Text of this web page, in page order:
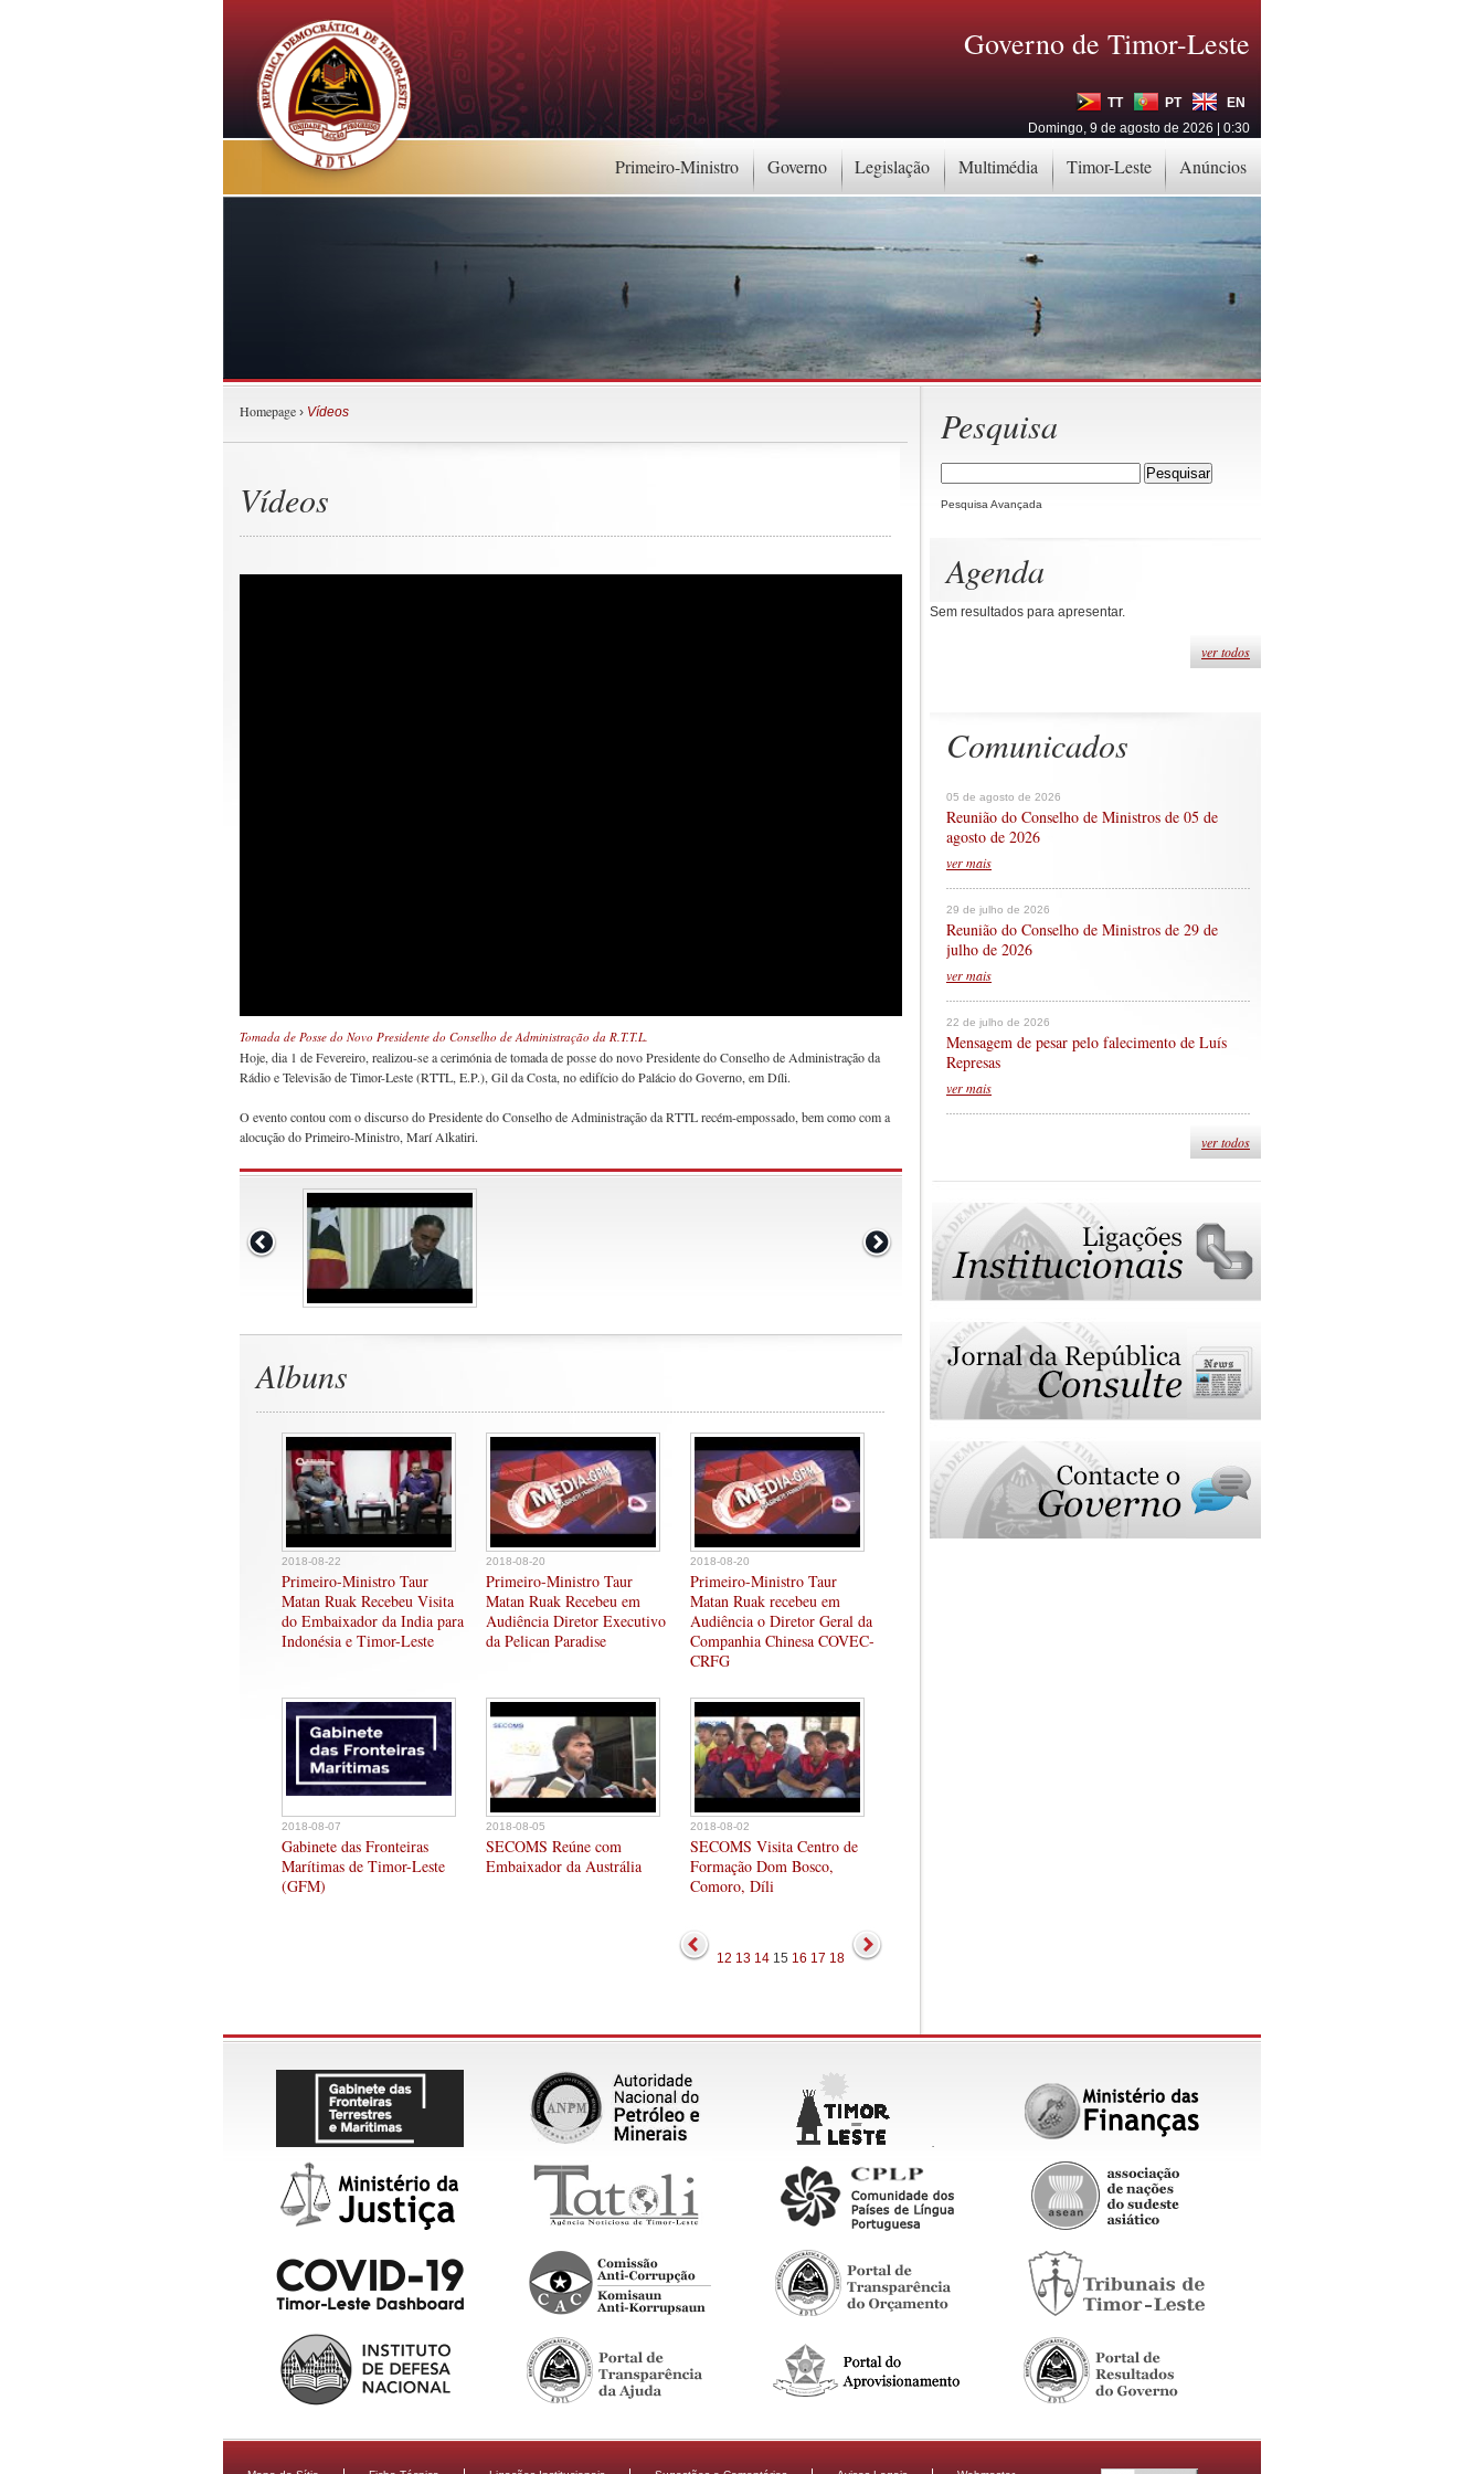
Primeiro-Ministro Governo Legislação Multimédia Timor-Leste Anúncios
Governo de Timor-Leste
TT PT
EN
Domingo, 9 de agosto de 2026 | 0:30
Pesquisa
Pesquisa Avançada
Agenda
Sem resultados para apresentar.
ver todos
Comunicados
05 de agosto de 2026
Reunião do Conselho de Ministros de 05 de
agosto de 2026
ver mais
29 de julho de 2026
Reunião do Conselho de Ministros de 29 de
julho de 2026
ver mais
22 de julho de 2026
Mensagem de pesar pelo falecimento de Luís
Represas
ver mais
ver todos
Homepage › Vídeos
Vídeos
Tomada de Posse do Novo Presidente do Conselho de Administração da R.T.T.L.
Hoje, dia 1 de Fevereiro, realizou-se a cerimónia de tomada de posse do novo Presidente do Conselho de Administração da
Rádio e Televisão de Timor-Leste (RTTL, E.P.), Gil da Costa, no edifício do Palácio do Governo, em Díli.
O evento contou com o discurso do Presidente do Conselho de Administração da RTTL recém-empossado, bem como com a
alocução do Primeiro-Ministro, Marí Alkatiri.
Albuns
2018-08-22
Primeiro-Ministro Taur
Matan Ruak Recebeu Visita
do Embaixador da India para
Indonésia e Timor-Leste
2018-08-20
Primeiro-Ministro Taur
Matan Ruak Recebeu em
Audiência Diretor Executivo
da Pelican Paradise
2018-08-20
Primeiro-Ministro Taur
Matan Ruak recebeu em
Audiência o Diretor Geral da
Companhia Chinesa COVEC-
CRFG
2018-08-07
Gabinete das Fronteiras
Marítimas de Timor-Leste
(GFM)
2018-08-05
SECOMS Reúne com
Embaixador da Austrália
2018-08-02
SECOMS Visita Centro de
Formação Dom Bosco,
Comoro, Díli
12 13 14 15 16 17 18